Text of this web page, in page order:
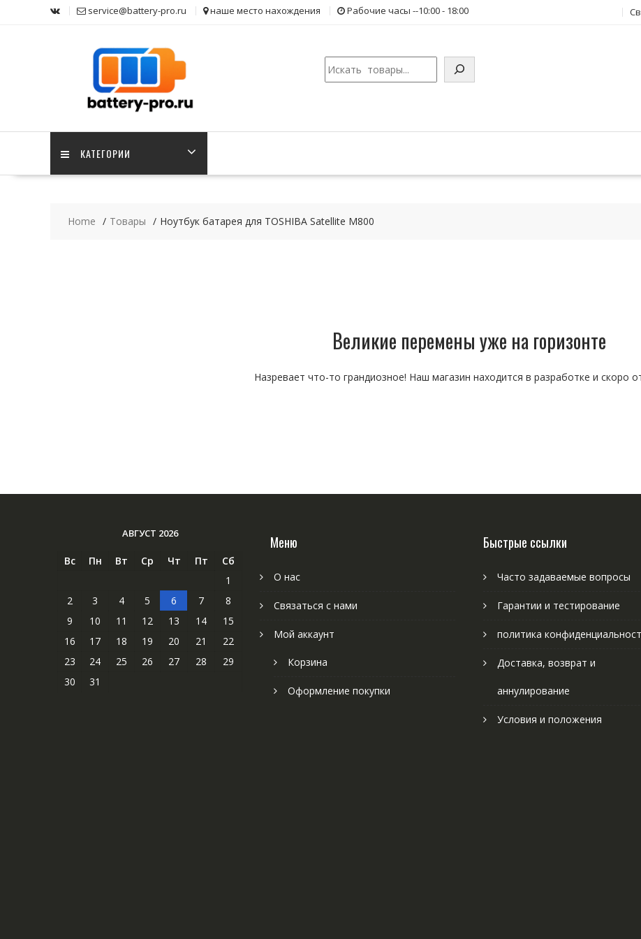
service@battery-pro.ru наше место нахождения Рабочие часы --10:00 - 18:00
Поиск
КАТЕГОРИИ
Home Товары Ноутбук батарея для TOSHIBA Satellite M800
Великие перемены уже на горизонте
Назревает что-то грандиозное! Наш магазин находится в разработке и скоро
АВГУСТ 2026
Вс Пн Вт Ср Чт Пт
Сб
1
2
3 4 5 6 7
8
9
10 11 12 13 14
15
16
17 18 19 20 21
22
23
24 25 26 27 28
29
30
31
Меню
О нас
Связаться с нами
Мой аккаунт
Корзина
Оформление покупки
Быстрые ссылки
Часто задаваемые вопросы
Гарантии и тестирование
политика
Доставка, возврат и
аннулирование
Условия и положения